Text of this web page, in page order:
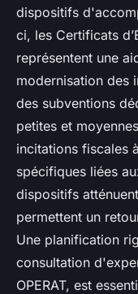
dispositifs
ci, les Certificats
représentent une
modernisation des
des subventions
petites et
incitations fiscales
spécifiques liées
dispositifs
permettent un
Une planification
consultation
OPERAT, est